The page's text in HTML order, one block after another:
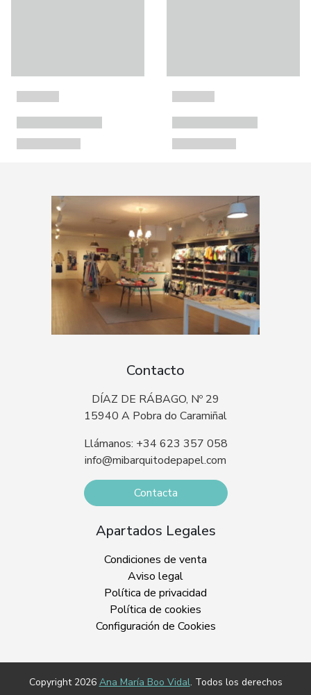
Contacto
DÍAZ DE RÁBAGO, Nº 29
15940 A Pobra do Caramiñal
Llámanos: +34 623 357 058
info@mibarquitodepapel.com
Contacta
Apartados Legales
Condiciones de venta
Aviso legal
Política de privacidad
Política de cookies
Configuración de Cookies
Copyright 2026 Ana María Boo Vidal. Todos los derechos